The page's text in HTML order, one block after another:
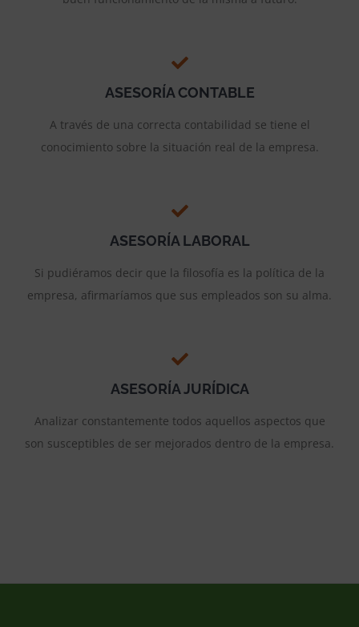
ASESORÍA CONTABLE
A través de una correcta contabilidad se tiene el
conocimiento sobre la situación real de la empresa.
ASESORÍA LABORAL
Si pudiéramos decir que la filosofía es la política de la
empresa, afirmaríamos que sus empleados son su alma.
ASESORÍA JURÍDICA
Analizar constantemente todos aquellos aspectos que
son susceptibles de ser mejorados dentro de la empresa.